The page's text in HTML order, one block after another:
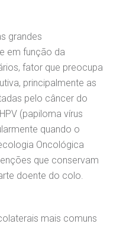
grandes
em função da
fator que preocupa
principalmente as
pelo câncer do
(papiloma vírus
quando o
Oncológica
que conservam
doente do colo.
mais comuns